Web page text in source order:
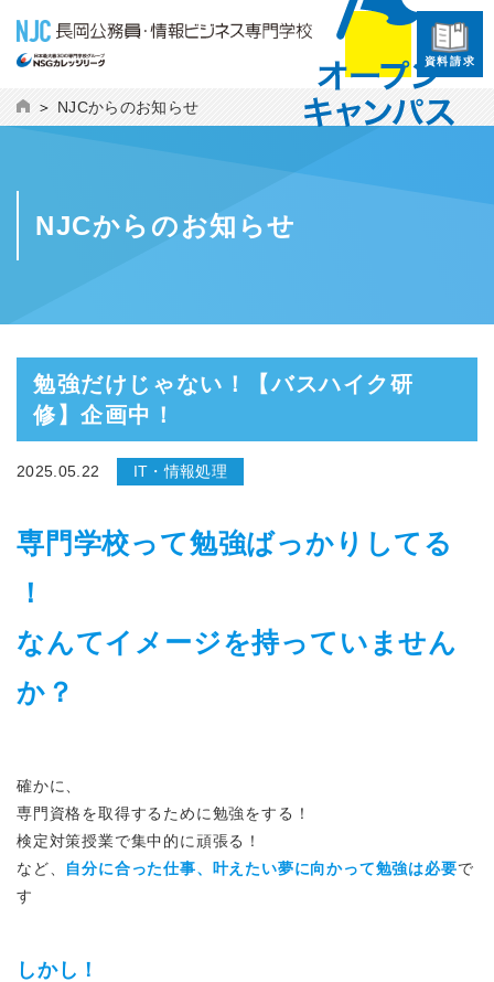
資料請求
NJCからのお知らせ
NJCからのお知らせ
勉強だけじゃない！【バスハイク研
修】企画中！
2025.05.22 IT・情報処理
専門学校って勉強ばっかりしてる
！
なんてイメージを持っていません
か？
確かに、
専門資格を取得するために勉強をする！
検定対策授業で集中的に頑張る！
など、 自分に合った仕事、叶えたい夢に向かって勉強は必要で
す
しかし！